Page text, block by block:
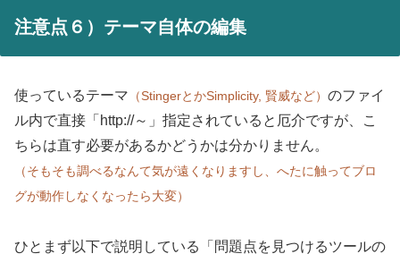
注意点６）テーマ自体の編集
使っているテーマ （StingerとかSimplicity, 賢威など） のファイ
ル内で直接「http://～」指定されていると厄介ですが、こ
ちらは直す必要があるかどうかは分かりません。
（そもそも調べるなんて気が遠くなりますし、へたに触ってブロ
グが動作しなくなったら大変）
ひとまず以下で説明している「問題点を見つけるツールの